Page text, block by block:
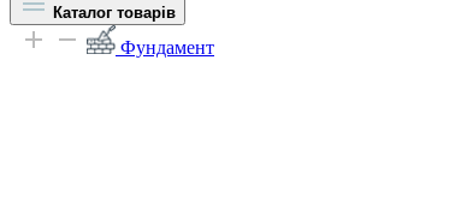
Каталог товарів
Фундамент